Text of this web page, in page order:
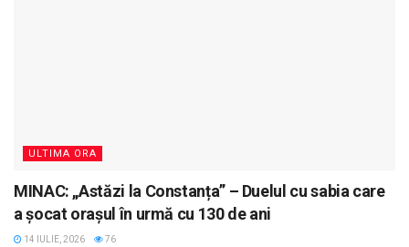
ULTIMA ORA
MINAC: „Astăzi la Constanța” – Duelul cu sabia care
a șocat orașul în urmă cu 130 de ani
14 IULIE, 2026 76